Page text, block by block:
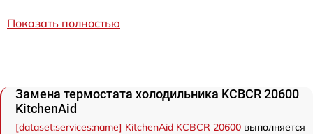
Показать полностью
Замена термостата холодильника KCBCR 20600
KitchenAid
[dataset:services:name] KitchenAid KCBCR 20600 выполняется